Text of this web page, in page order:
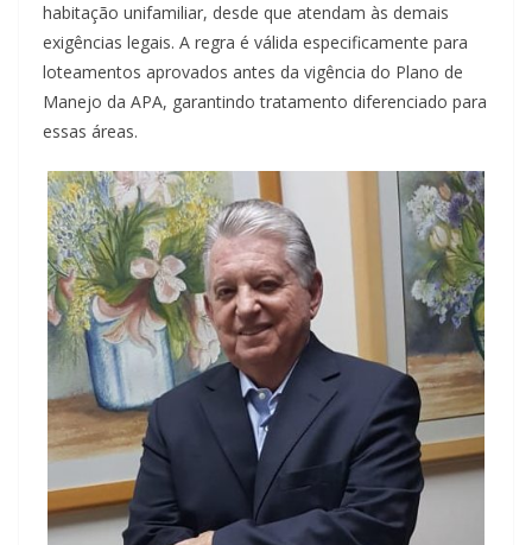
habitação unifamiliar, desde que atendam às demais
exigências legais. A regra é válida especificamente para
loteamentos aprovados antes da vigência do Plano de
Manejo da APA, garantindo tratamento diferenciado para
essas áreas.